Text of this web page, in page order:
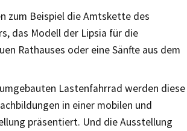
zum Beispiel die Amtskette des
das Modell der Lipsia für die
Rathauses oder eine Sänfte aus dem
Lastenfahrrad werden diese
in einer mobilen und
präsentiert. Und die Ausstellung